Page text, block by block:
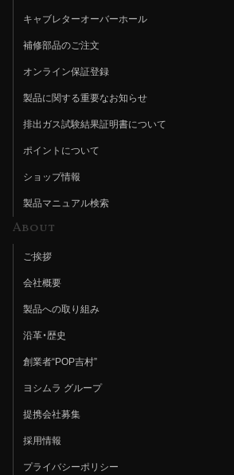
キャブレターオーバーホール
補修部品のご注文
オンライン保証登録
製品に関する重要なお知らせ
排出ガス試験結果証明書について
ポイントについて
ショップ情報
製品マニュアル検索
About
ご挨拶
会社概要
製品への取り組み
沿革・歴史
創業者“POP吉村”
ヨシムラ グループ
提携会社募集
採用情報
プライバシーポリシー